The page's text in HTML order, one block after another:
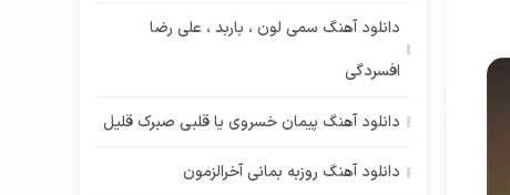
دانلود آهنگ سمی لون ، باربد ، علی رضا
افسردگی
دانلود آهنگ پیمان خسروی یا قلبی صبرک قلیل
دانلود آهنگ روزبه بمانی آخرالزمون